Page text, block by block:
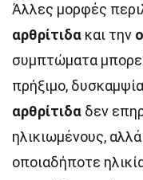
Άλλες μορφές
αρθρίτιδα και την
συμπτώματα
πρήξιμο,
αρθρίτιδα δεν
ηλικιωμένους,
οποιαδήποτε